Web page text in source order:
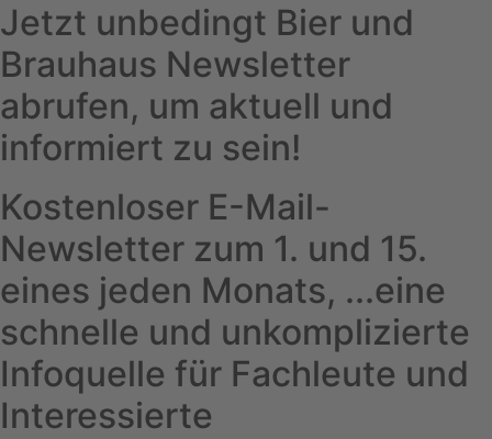
Jetzt unbedingt Bier und
Brauhaus Newsletter
abrufen, um aktuell und
informiert zu sein!
Kostenloser E-Mail-
Newsletter zum 1. und 15.
eines jeden Monats, ...eine
schnelle und unkomplizierte
Infoquelle für Fachleute und
Interessierte